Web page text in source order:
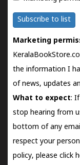
Subscribe to list
Marketing
the information I
of news, updates
What to expect:
stop hearing from
bottom of any
respect your
policy, please click